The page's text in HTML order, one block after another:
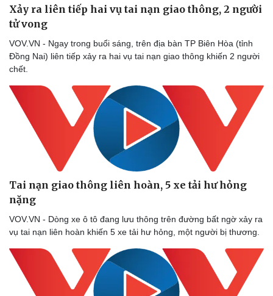
Xảy ra liên tiếp hai vụ tai nạn giao thông, 2 người
tử vong
VOV.VN - Ngay trong buổi sáng, trên địa bàn TP Biên Hòa (tỉnh
Đồng Nai) liên tiếp xảy ra hai vụ tai nạn giao thông khiến 2 người
chết.
Tai nạn giao thông liên hoàn, 5 xe tải hư hỏng
nặng
VOV.VN - Dòng xe ô tô đang lưu thông trên đường bất ngờ xảy ra
vụ tai nạn liên hoàn khiến 5 xe tải hư hỏng, một người bị thương.